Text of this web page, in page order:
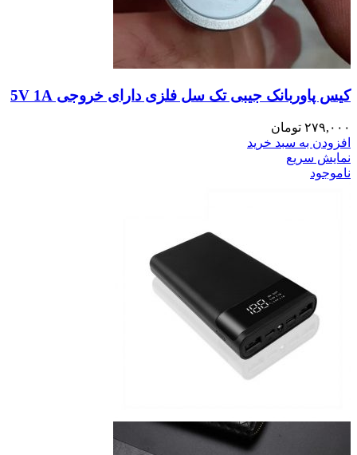
کیس پاوربانک جیبی تک سل فلزی دارای خروجی 5V 1A
۲۷۹,۰۰۰ تومان
افزودن به سبد خرید
نمایش سریع
ناموجود